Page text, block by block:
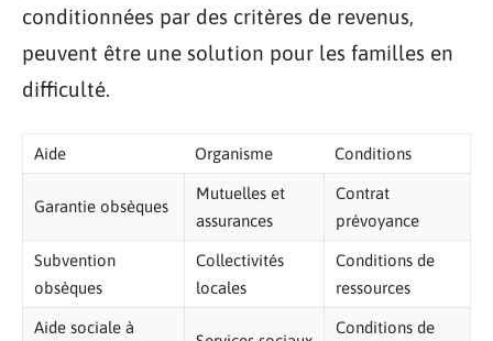
conditionnées par des critères de revenus,
peuvent être une solution pour les familles en
difficulté.
Aide Organisme Conditions
Garantie obsèques
Mutuelles et
assurances
Contrat
prévoyance
Subvention
obsèques
Collectivités
locales
Conditions de
ressources
Aide sociale à
Conditions de